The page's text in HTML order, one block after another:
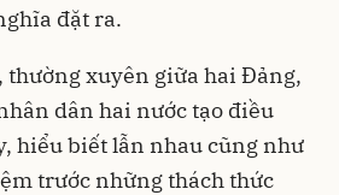
đặt ra.
thường xuyên giữa hai Đảng,
dân hai nước tạo điều
hiểu biết lẫn nhau cũng như
trước những thách thức